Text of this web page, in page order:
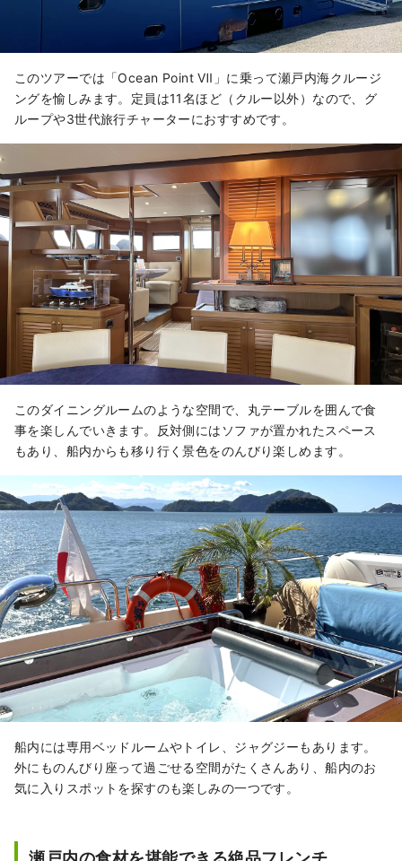
このツアーでは「Ocean Point Ⅶ」に乗って瀬戸内海クルージ
ングを愉しみます。定員は11名ほど（クルー以外）なので、グ
ループや3世代旅行チャーターにおすすめです。
このダイニングルームのような空間で、丸テーブルを囲んで食
事を楽しんでいきます。反対側にはソファが置かれたスペース
もあり、船内からも移り行く景色をのんびり楽しめます。
船内には専用ベッドルームやトイレ、ジャグジーもあります。
外にものんびり座って過ごせる空間がたくさんあり、船内のお
気に入りスポットを探すのも楽しみの一つです。